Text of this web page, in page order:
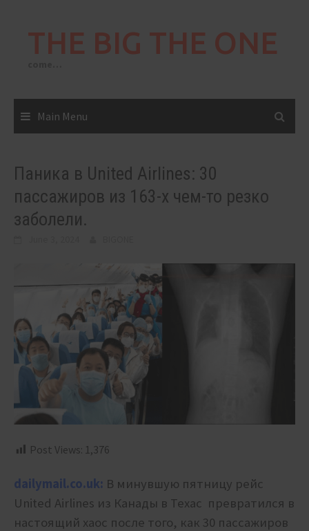
THE BIG THE ONE
Main Menu
Паника в United Airlines: 30
пассажиров из 163-х чем-то резко
заболели.
Post Views: 1,376
dailymail.co.uk: В минувшую пятницу рейс
United Airlines из Канады в Техас превратился в
настоящий хаос после того, как 30 пассажиров